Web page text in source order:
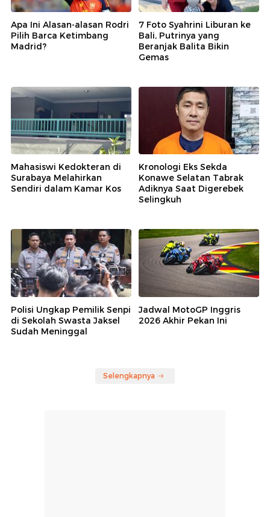
Apa Ini Alasan-alasan Rodri
Pilih Barca Ketimbang
Madrid?
7 Foto Syahrini Liburan ke
Bali, Putrinya yang
Beranjak Balita Bikin
Gemas
Mahasiswi Kedokteran di
Surabaya Melahirkan
Sendiri dalam Kamar Kos
Kronologi Eks Sekda
Konawe Selatan Tabrak
Adiknya Saat Digerebek
Selingkuh
Polisi Ungkap Pemilik Senpi
di Sekolah Swasta Jaksel
Sudah Meninggal
Jadwal MotoGP Inggris
2026 Akhir Pekan Ini
Selengkapnya